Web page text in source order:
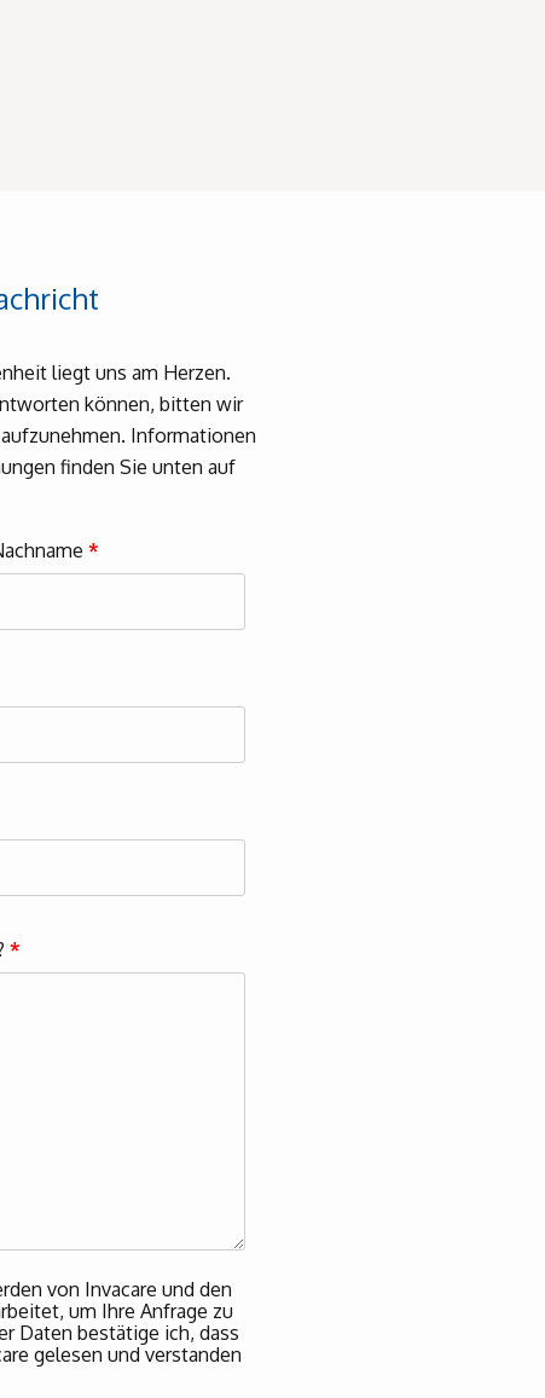
liegt uns am Herzen.
können, bitten wir
Informationen
finden Sie unten auf
*
*
von Invacare und den
um Ihre Anfrage zu
Daten bestätige ich, dass
gelesen und verstanden